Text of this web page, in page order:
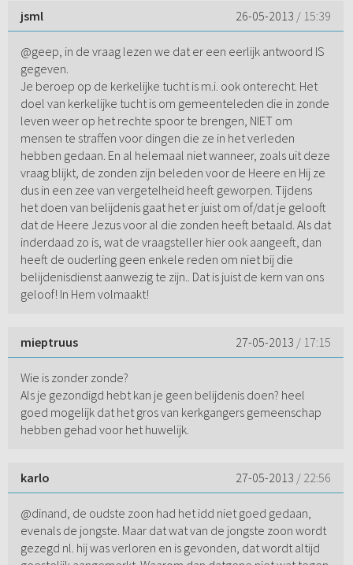
jsml 26-05-2013 / 15:39
@geep, in de vraag lezen we dat er een eerlijk antwoord IS
gegeven.
Je beroep op de kerkelijke tucht is m.i. ook onterecht. Het
doel van kerkelijke tucht is om gemeenteleden die in zonde
leven weer op het rechte spoor te brengen, NIET om
mensen te straffen voor dingen die ze in het verleden
hebben gedaan. En al helemaal niet wanneer, zoals uit deze
vraag blijkt, de zonden zijn beleden voor de Heere en Hij ze
dus in een zee van vergetelheid heeft geworpen. Tijdens
het doen van belijdenis gaat het er juist om of/dat je gelooft
dat de Heere Jezus voor al die zonden heeft betaald. Als dat
inderdaad zo is, wat de vraagsteller hier ook aangeeft, dan
heeft de ouderling geen enkele reden om niet bij die
belijdenisdienst aanwezig te zijn.. Dat is juist de kern van ons
geloof! In Hem volmaakt!
mieptruus 27-05-2013 / 17:15
Wie is zonder zonde?
Als je gezondigd hebt kan je geen belijdenis doen? heel
goed mogelijk dat het gros van kerkgangers gemeenschap
hebben gehad voor het huwelijk.
karlo 27-05-2013 / 22:56
@dinand, de oudste zoon had het idd niet goed gedaan,
evenals de jongste. Maar dat wat van de jongste zoon wordt
gezegd nl. hij was verloren en is gevonden, dat wordt altijd